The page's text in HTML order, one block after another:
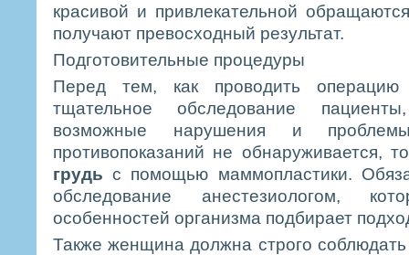
красивой и привлекательной
получают превосходный результат.
Подготовительные процедуры
Перед тем, как проводить операцию
тщательное обследование
возможные нарушения и
противопоказаний не обнаруживается,
грудь с помощью маммопластики.
обследование анестезиологом,
особенностей организма подбирает
Также женщина должна строго